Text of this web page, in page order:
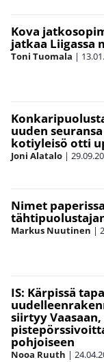
Kova
jatkaa Liigassa
Toni Tuomala |
uuden
kotiyleisö otti
Joni Alatalo |
Nimet
Markus Nuutinen |
IS: Kärpissä
siirtyy
pohjoiseen
Nooa Ruuth |